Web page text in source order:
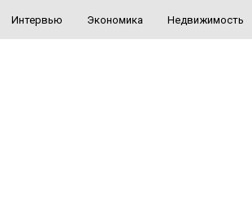
Интервью Экономика Недвижимость